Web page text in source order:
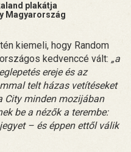
plakátja
Magyarország
kiemeli, hogy Random
kedvenccé vált: „a
ereje és az
telt házas vetítéseket
City minden mozijában
be a nézők a terembe:
– és éppen ettől válik